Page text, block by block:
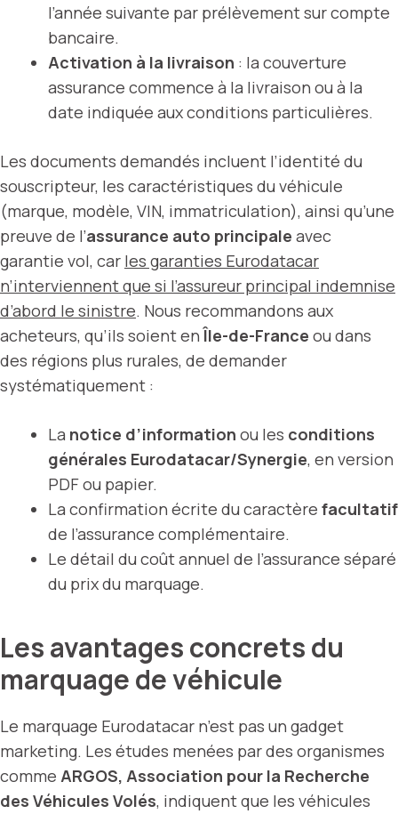
l’année suivante par prélèvement sur compte
bancaire.
Activation à la livraison : la couverture
assurance commence à la livraison ou à la
date indiquée aux conditions particulières.
Les documents demandés incluent l’identité du
souscripteur, les caractéristiques du véhicule
(marque, modèle, VIN, immatriculation), ainsi qu’une
preuve de l’assurance auto principale avec
garantie vol, car les garanties Eurodatacar
n’interviennent que si l’assureur principal indemnise
d’abord le sinistre. Nous recommandons aux
acheteurs, qu’ils soient enÎle-de-France ou dans
des régions plus rurales, de demander
systématiquement :
La notice d’information ou les conditions
générales Eurodatacar/Synergie, en version
PDF ou papier.
La confirmation écrite du caractère facultatif
de l’assurance complémentaire.
Le détail du coût annuel de l’assurance séparé
du prix du marquage.
Les avantages concrets du
marquage de véhicule
Le marquage Eurodatacar n’est pas un gadget
marketing. Les études menées par des organismes
comme ARGOS, Association pour la Recherche
des Véhicules Volés, indiquent que les véhicules